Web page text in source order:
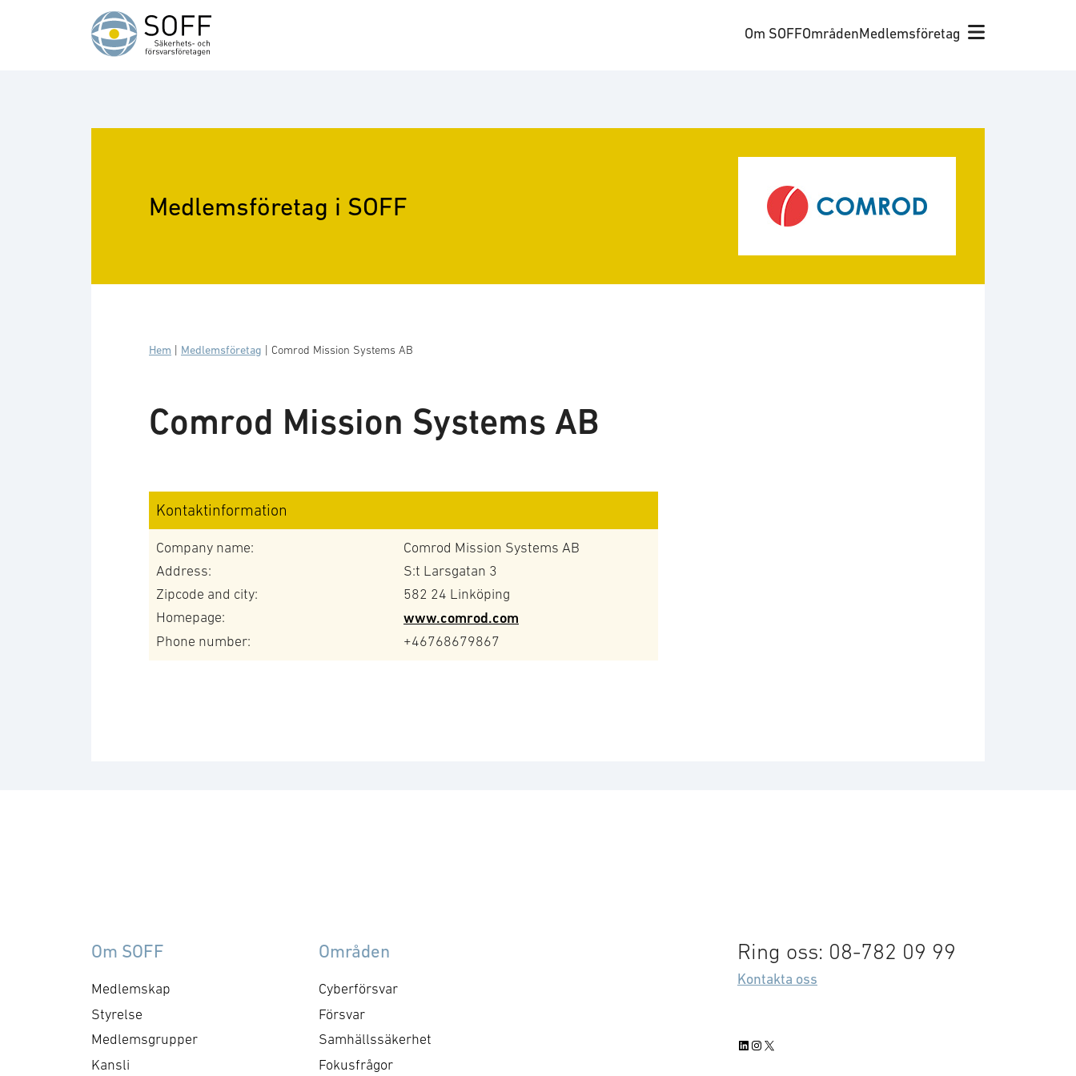
Hoppa till innehåll
Om SOFFOmrådenMedlemsföretag
Medlemsföretag i SOFF
Hem Medlemsföretag Comrod Mission Systems AB
Comrod Mission Systems AB
Kontaktinformation
Company name:
Comrod Mission Systems AB
Address:
S:t Larsgatan 3
Zipcode and city:
582 24 Linköping
Homepage:
www.comrod.com
Phone number: +46768679867
Om SOFF
Medlemskap
Styrelse
Medlemsgrupper
Kansli
Områden
Cyberförsvar
Försvar
Samhällssäkerhet
Fokusfrågor
Ring oss: 08-782 09 99
Kontakta oss
LinkedIn
Instagram
X